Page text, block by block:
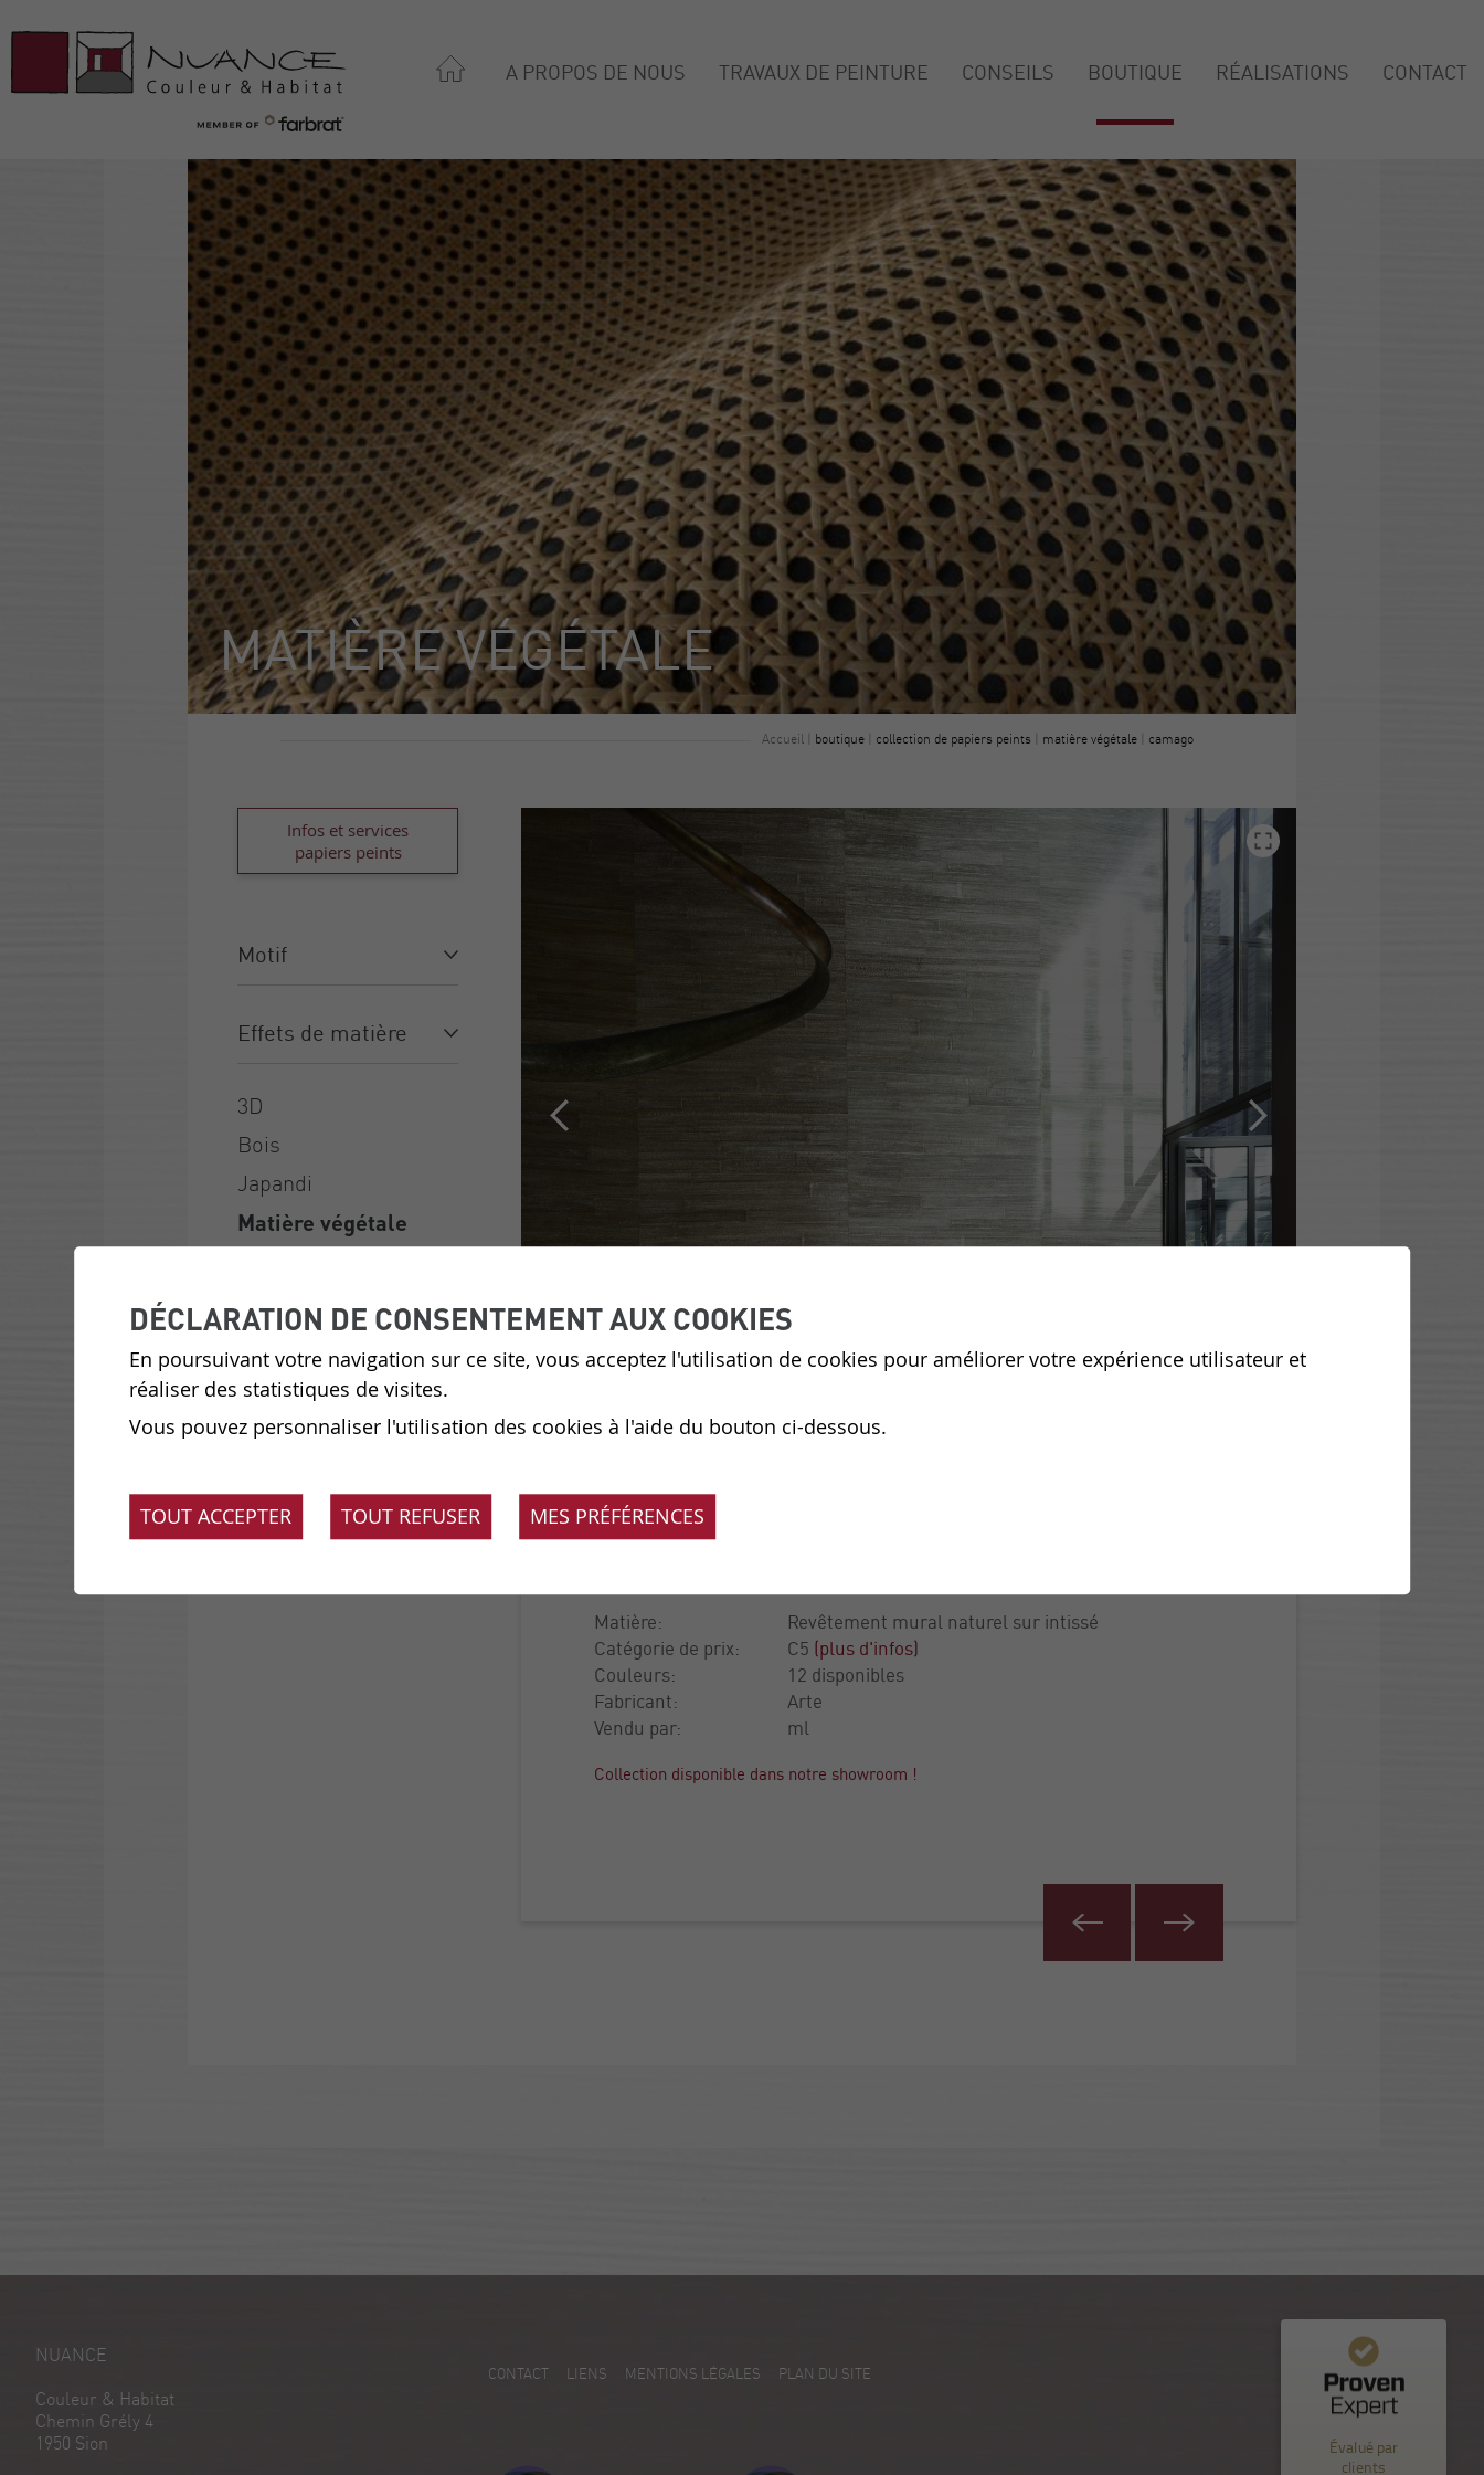
A PROPOS DE NOUS TRAVAUX DE PEINTURE CONSEILS BOUTIQUE RÉALISATIONS CONTACT
MATIÈRE VÉGÉTALE
Accueil| boutique| collection de papiers peints matière végétale| camago
Infos et services
papiers peints
Motif
Effets de matière
3D
Bois
Japandi
Matière végétale
Peau & cuir
Textile
Uni/ Faux uni
Panoramique sur
mesure
CAMAGO
COLLECTION:
Matière:
Revêtement mural naturel sur intissé
Catégorie de prix:
C5 (plus d'infos)
Couleurs:
12 disponibles
Fabricant:
Arte
Vendu par:
ml
Collection disponible dans notre showroom !
Évalué par
clients
Commentaires et expériences des clients pour
100
%
CONTACT LIENS MENTIONS LÉGALES PLAN DU SITE
NUANCE
Couleur & Habitat
Chemin Grély 4
1950 Sion
DÉCLARATION DE CONSENTEMENT AUX COOKIES
En poursuivant votre navigation sur ce site, vous acceptez l'utilisation de cookies pour améliorer votre expérience utilisateur et
réaliser des statistiques de visites.
Vous pouvez personnaliser l'utilisation des cookies à l'aide du bouton ci-dessous.
TOUT ACCEPTER TOUT REFUSER MES PRÉFÉRENCES